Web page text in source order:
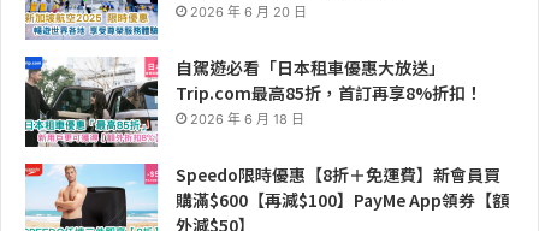
2026 年 6 月 20 日
自駕遊必看「日本租車優惠大放送」
Trip.com最高85折，首訂再享8%折扣！
2026 年 6 月 18 日
Speedo限時優惠【8折＋免運費】新會員買
購滿$600【再減$100】PayMe App領券【額
外減$50】